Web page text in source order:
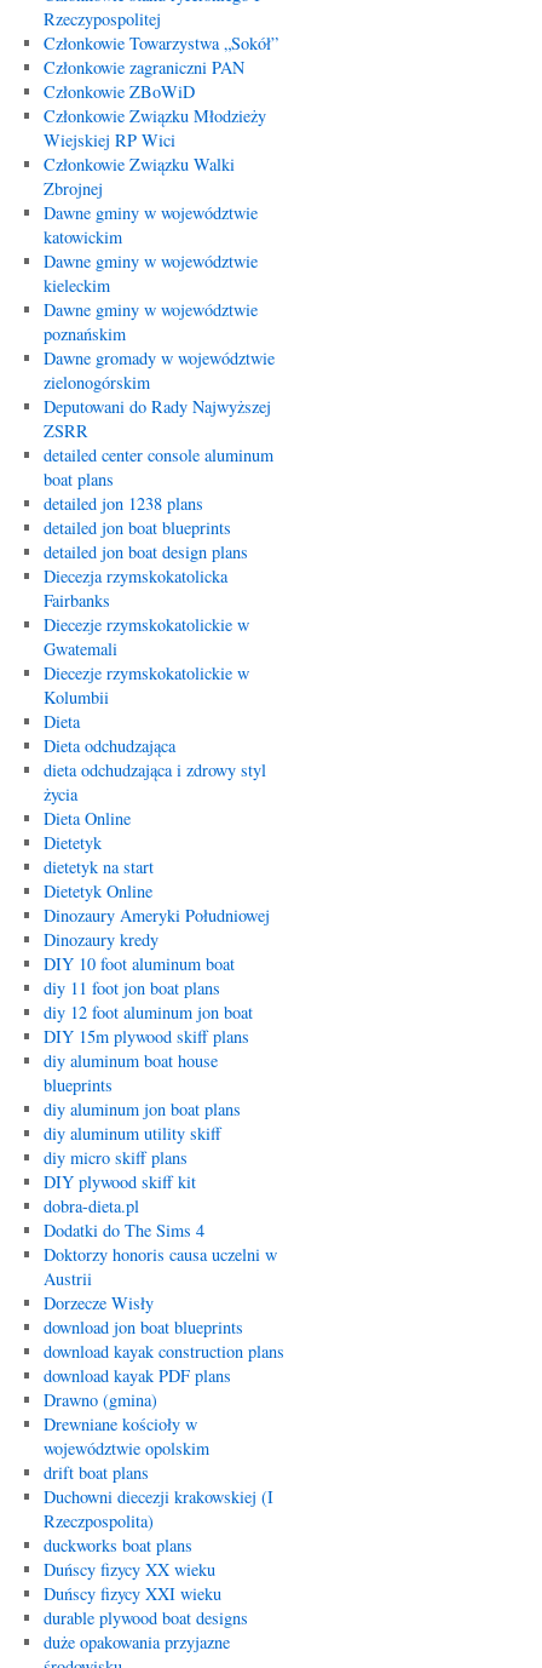
Rzeczypospolitej
Członkowie Towarzystwa „Sokół”
Członkowie zagraniczni PAN
Członkowie ZBoWiD
Członkowie Związku Młodzieży
Wiejskiej RP Wici
Członkowie Związku Walki
Zbrojnej
Dawne gminy w województwie
katowickim
Dawne gminy w województwie
kieleckim
Dawne gminy w województwie
poznańskim
Dawne gromady w województwie
zielonogórskim
Deputowani do Rady Najwyższej
ZSRR
detailed center console aluminum
boat plans
detailed jon 1238 plans
detailed jon boat blueprints
detailed jon boat design plans
Diecezja rzymskokatolicka
Fairbanks
Diecezje rzymskokatolickie w
Gwatemali
Diecezje rzymskokatolickie w
Kolumbii
Dieta
Dieta odchudzająca
dieta odchudzająca i zdrowy styl
życia
Dieta Online
Dietetyk
dietetyk na start
Dietetyk Online
Dinozaury Ameryki Południowej
Dinozaury kredy
DIY 10 foot aluminum boat
diy 11 foot jon boat plans
diy 12 foot aluminum jon boat
DIY 15m plywood skiff plans
diy aluminum boat house
blueprints
diy aluminum jon boat plans
diy aluminum utility skiff
diy micro skiff plans
DIY plywood skiff kit
dobra-dieta.pl
Dodatki do The Sims 4
Doktorzy honoris causa uczelni w
Austrii
Dorzecze Wisły
download jon boat blueprints
download kayak construction plans
download kayak PDF plans
Drawno (gmina)
Drewniane kościoły w
województwie opolskim
drift boat plans
Duchowni diecezji krakowskiej (I
Rzeczpospolita)
duckworks boat plans
Duńscy fizycy XX wieku
Duńscy fizycy XXI wieku
durable plywood boat designs
duże opakowania przyjazne